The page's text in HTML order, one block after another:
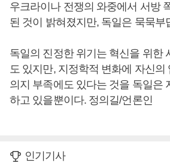
우크라이나 전쟁의 와중에서 서방
된 것이 밝혀졌지만, 독일은 묵묵부
독일의 진정한 위기는 혁신을 위한
도 있지만, 지정학적 변화에 자신의
의지 부족에도 있다는 것을 독일은
하고 있을뿐이다. 정의길/언론인
인기기사